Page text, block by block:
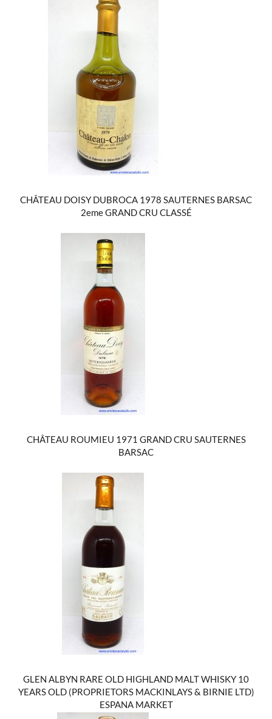
CHÂTEAU DOISY DUBROCA 1978 SAUTERNES BARSAC
2eme GRAND CRU CLASSÉ
CHÂTEAU ROUMIEU 1971 GRAND CRU SAUTERNES
BARSAC
GLEN ALBYN RARE OLD HIGHLAND MALT WHISKY 10
YEARS OLD (PROPRIETORS MACKINLAYS & BIRNIE LTD)
ESPANA MARKET